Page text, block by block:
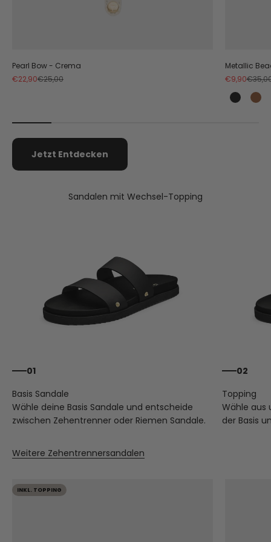
Pearl Bow - Crema
Angebot
€22,90Regulärer Preis
€25,00
Metallic
Angebot
€9,90
Black
Jetzt Entdecken
Sandalen mit Wechsel-Topping
01
Wähle deine Basis Sandale und entscheide
zwischen Zehentrenner oder Riemen Sandale.
02
Wähle aus
der Basis
Weitere Zehentrennersandalen
INKL. TOPPING